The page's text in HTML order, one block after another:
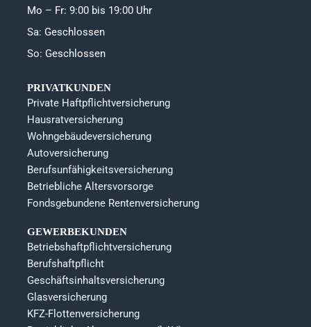
Mo – Fr: 9:00 bis 19:00 Uhr
Sa: Geschlossen
So: Geschlossen
PRIVATKUNDEN
Private Haftpflichtversicherung
Hausratversicherung
Wohngebäudeversicherung
Autoversicherung
Berufsunfähigkeitsversicherung
Betriebliche Altersvorsorge
Fondsgebundene Rentenversicherung
GEWERBEKUNDEN
Betriebshaftpflichtversicherung
Berufshaftpflicht
Geschäftsinhaltsversicherung
Glasversicherung
KFZ-Flottenversicherung